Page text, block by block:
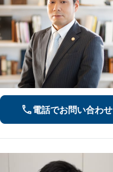
電話でお問い合わせ